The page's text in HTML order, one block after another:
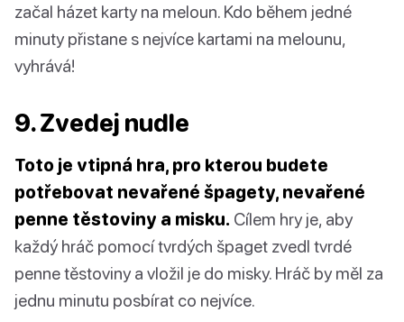
začal házet karty na meloun. Kdo během jedné
minuty přistane s nejvíce kartami na melounu,
vyhrává!
9. Zvedej nudle
Toto je vtipná hra, pro kterou budete
potřebovat nevařené špagety, nevařené
penne těstoviny a misku. Cílem hry je, aby
každý hráč pomocí tvrdých špaget zvedl tvrdé
penne těstoviny a vložil je do misky. Hráč by měl za
jednu minutu posbírat co nejvíce.